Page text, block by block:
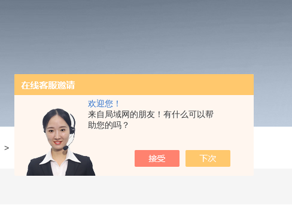
欢迎您！
来自局域网的朋友！有什么可以帮
助您的吗？
> 国产眼镜架镀层测厚仪